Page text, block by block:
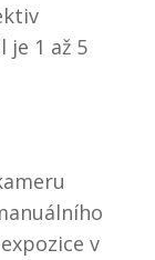
je 1 až 5
v